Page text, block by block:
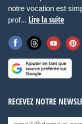
notre vocation est
prof... Lire la suite
RECEVEZ NOTRE